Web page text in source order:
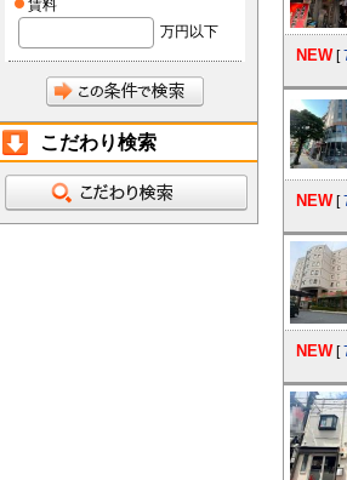
NEW [
NEW [
NEW [
賃料
万円以下
こだわり検索